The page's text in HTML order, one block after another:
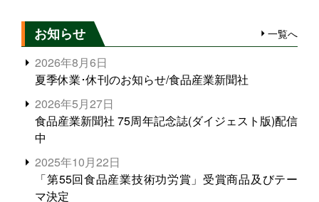
お知らせ 一覧へ
2026年8月6日
夏季休業･休刊のお知らせ/食品産業新聞社
2026年5月27日
食品産業新聞社 75周年記念誌(ダイジェスト版)配信
中
2025年10月22日
「第55回食品産業技術功労賞」受賞商品及びテー
マ決定